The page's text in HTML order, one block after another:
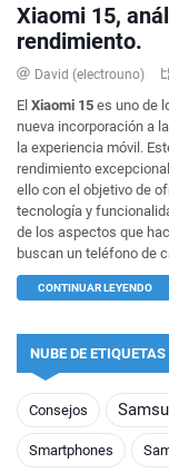
Xiaomi 15,
rendimiento.
David (electrouno)
El Xiaomi 15 es uno de
nueva incorporación a
la experiencia móvil.
rendimiento
ello con el objetivo de
tecnología y
de los aspectos que
buscan un teléfono de
CONTINUAR LEYENDO
NUBE DE ETIQUETAS
Consejos
Smartphones